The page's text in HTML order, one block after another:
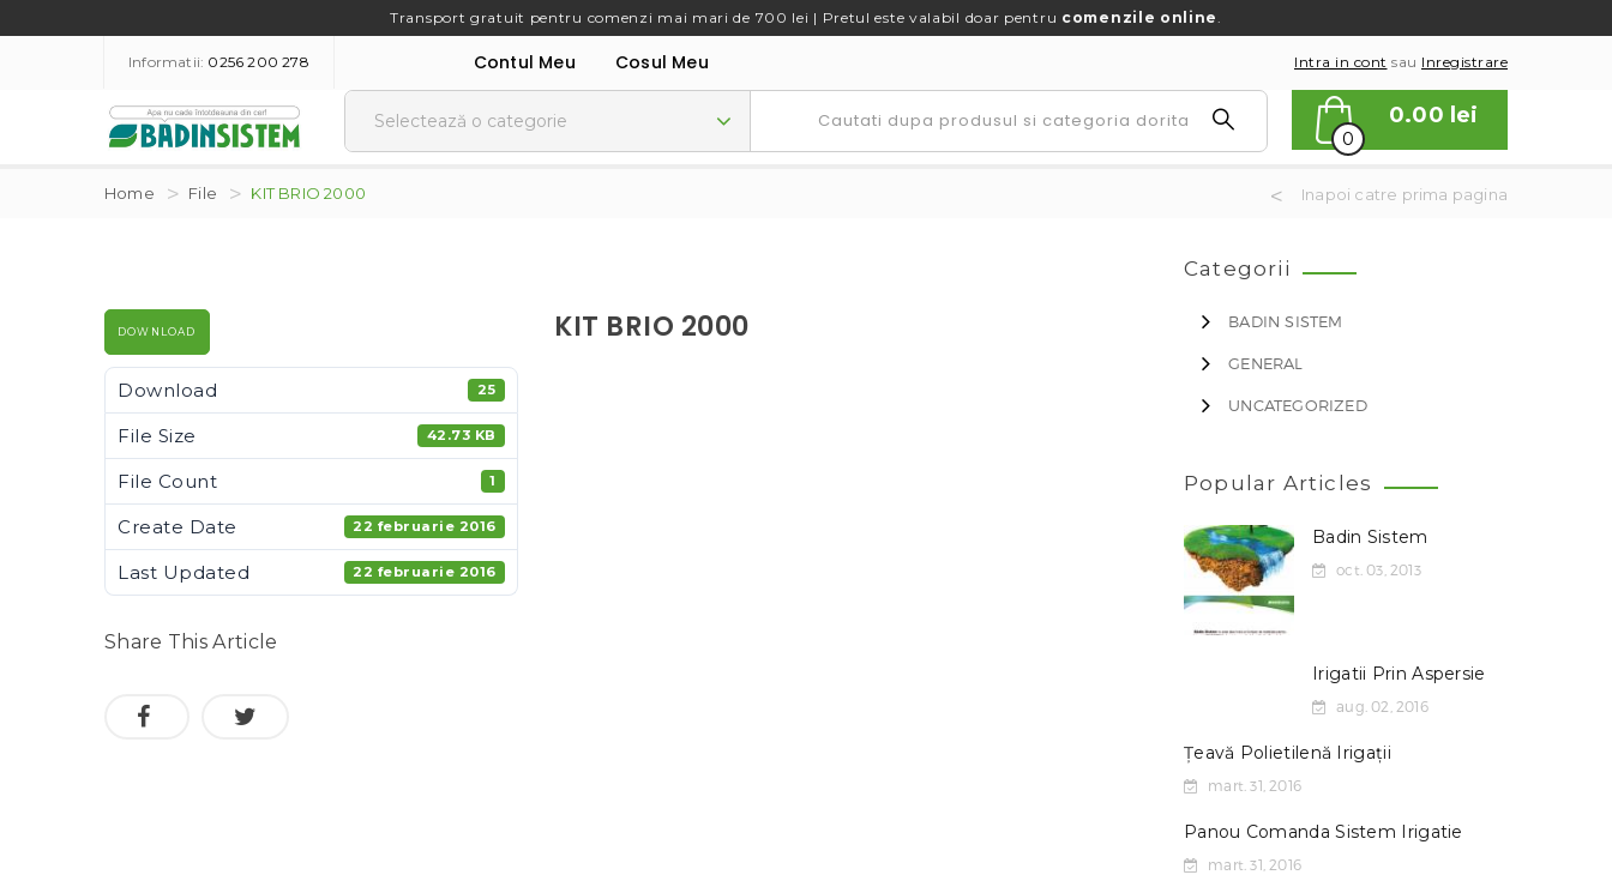
Transport gratuit pentru comenzi mai mari de 700 lei | Pretul este valabil doar pentru comenzile online.
Informatii: 0256 200 278 Contul Meu Cosul Meu Intra in cont sau Inregistrare
0
0.00 lei
Home File KIT BRIO 2000 Inapoi catre prima pagina
DOWNLOAD
Download 25
File Size 42.73 KB
File Count 1
Create Date 22 februarie 2016
Last Updated 22 februarie 2016
KIT BRIO 2000
Share This Article
Categorii
BADIN SISTEM
GENERAL
UNCATEGORIZED
Popular Articles
Badin Sistem
oct. 03, 2013
Irigatii Prin Aspersie
aug. 02, 2016
Țeavă Polietilenă Irigații
mart. 31, 2016
Panou Comanda Sistem Irigatie
mart. 31, 2016